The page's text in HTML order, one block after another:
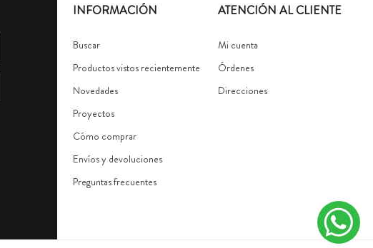
INFORMACIÓN
Buscar
Productos vistos recientemente
Novedades
Proyectos
Cómo comprar
Envíos y devoluciones
Preguntas frecuentes
ATENCIÓN AL CLIENTE
Mi cuenta
Órdenes
Direcciones